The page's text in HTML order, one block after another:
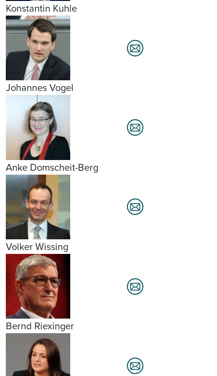
Konstantin Kuhle
Johannes Vogel
Anke Domscheit-Berg
Volker Wissing
Bernd Riexinger